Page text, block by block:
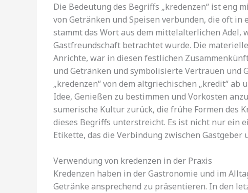
Die Bedeutung des Begriffs „kredenzen“ ist eng
von Getränken und Speisen verbunden, die oft
stammt das Wort aus dem mittelalterlichen Adel,
Gastfreundschaft betrachtet wurde. Die
Anrichte, war in diesen festlichen
und Getränken und symbolisierte Vertrauen und
„kredenzen“ von dem altgriechischen „kredit“
Idee, Genießen zu bestimmen und Vorkosten
sumerische Kultur zurück, die frühe Formen des
dieses Begriffs unterstreicht. Es ist nicht nur ein
Etikette, das die Verbindung zwischen
Verwendung von kredenzen in der Praxis
Kredenzen haben in der Gastronomie und im
Getränke ansprechend zu präsentieren. In den